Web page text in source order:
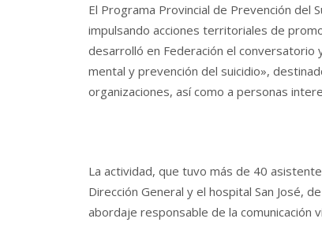
El Programa Provincial de Prevención del
impulsando acciones territoriales de
desarrolló en Federación el conversatorio
mental y prevención del suicidio»,
organizaciones, así como a personas
La actividad, que tuvo más de 40
Dirección General y el hospital San José,
abordaje responsable de la comunicación